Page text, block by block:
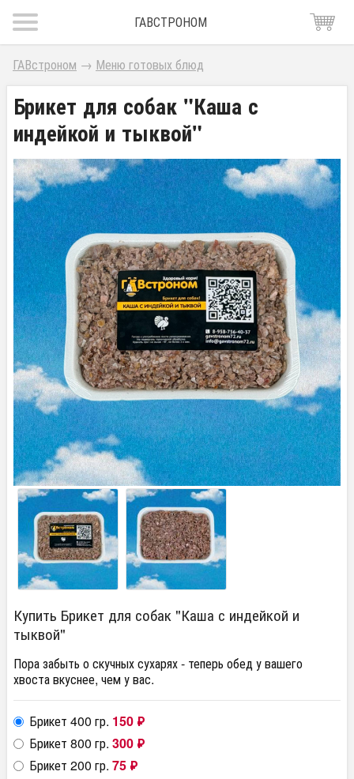
ГАВСТРОНОМ
ГАВстроном → Меню готовых блюд
Брикет для собак "Каша с
индейкой и тыквой"
Купить Брикет для собак "Каша с индейкой и
тыквой"
Пора забыть о скучных сухарях - теперь обед у вашего
хвоста вкуснее, чем у вас.
Брикет 400 гр. 150 ₽
Брикет 800 гр. 300 ₽
Брикет 200 гр. 75 ₽